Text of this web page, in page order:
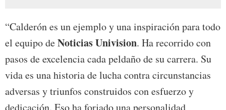
“Calderón es un ejemplo y una inspiración para todo
el equipo deNoticiasUnivision. Ha recorrido con
pasos de excelencia cada peldaño de su carrera. Su
vida es una historia de lucha contra circunstancias
adversas y triunfos construidos con esfuerzo y